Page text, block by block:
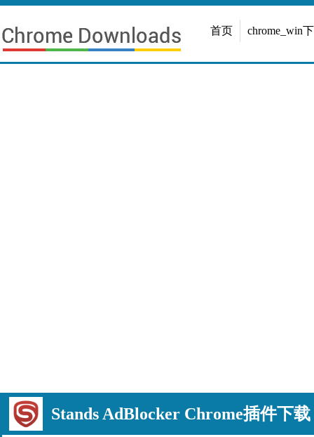
首页 chrome_win
Stands AdBlocker Chrome插件下